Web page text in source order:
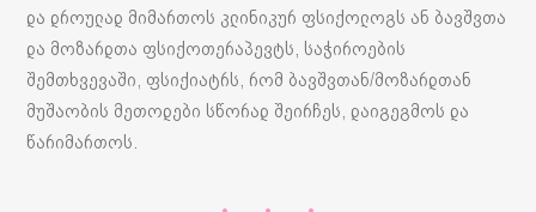
და დროულად მიმართოს კლინიკურ ფსიქოლოგს ან ბავშვთა
და მოზარდთა ფსიქოთერაპევტს, საჭიროების
შემთხვევაში, ფსიქიატრს, რომ ბავშვთან/მოზარდთან
მუშაობის მეთოდები სწორად შეირჩეს, დაიგეგმოს და
წარიმართოს.